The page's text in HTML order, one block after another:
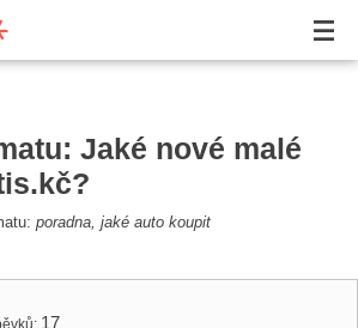
Jaké nové malé
poradna, jaké auto koupit
17